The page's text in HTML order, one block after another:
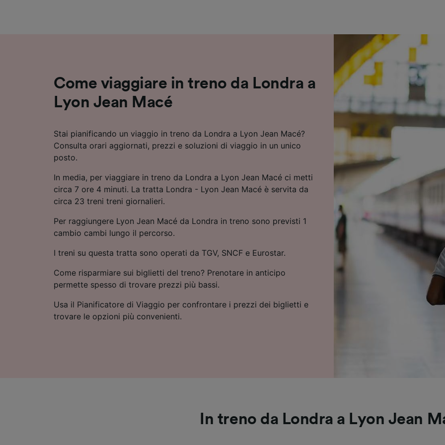
Come viaggiare in treno da Londra a
Lyon Jean Macé
Stai pianificando un viaggio in treno da Londra a Lyon Jean Macé?
Consulta orari aggiornati, prezzi e soluzioni di viaggio in un unico
posto.
In media, per viaggiare in treno da Londra a Lyon Jean Macé ci metti
circa 7 ore 4 minuti. La tratta Londra - Lyon Jean Macé è servita da
circa 23 treni treni giornalieri.
Per raggiungere Lyon Jean Macé da Londra in treno sono previsti 1
cambio cambi lungo il percorso.
I treni su questa tratta sono operati da TGV, SNCF e Eurostar.
Come risparmiare sui biglietti del treno? Prenotare in anticipo
permette spesso di trovare prezzi più bassi.
Usa il Pianificatore di Viaggio per confrontare i prezzi dei biglietti e
trovare le opzioni più convenienti.
In treno da Londra a Lyon Jean